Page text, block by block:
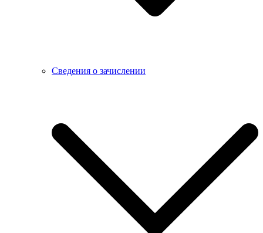
Сведения о зачислении